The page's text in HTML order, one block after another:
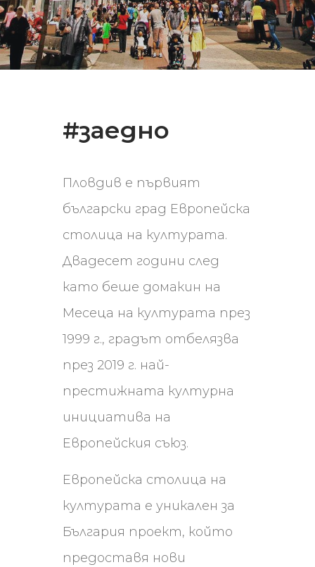
#заедно
Пловдив е първият
български град Европейска
столица на културата.
Двадесет години след
като беше домакин на
Месеца на културата през
1999 г., градът отбелязва
през 2019 г. най-
престижната културна
инициатива на
Европейския съюз.
Европейска столица на
културата е уникален за
България проект, който
предоставя нови